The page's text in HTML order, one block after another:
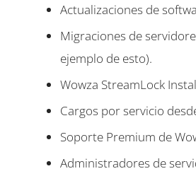
Actualizaciones de
Migraciones de
ejemplo de esto).
Wowza StreamLock
Cargos por servicio
Soporte Premium de
Administradores de